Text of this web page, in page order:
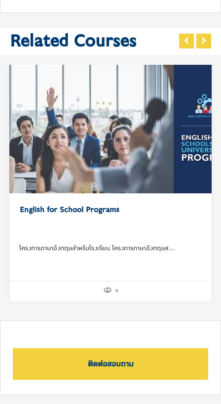
Related Courses
English for School Programs
โครงการภาษาอังกฤษสำหรับโรงเรียน โครงการภาษาอังกฤษส…
0
ติดต่อสอบถาม